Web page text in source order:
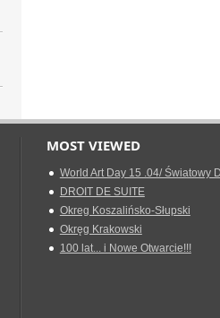
MOST VIEWED
World Art Day 15 .04/ Światowy
DROIT DE SUITE
Okreg Koszalińsko-Słupski
Okręg Krakowski
100 lat... i Nowe Otwarcie!!!